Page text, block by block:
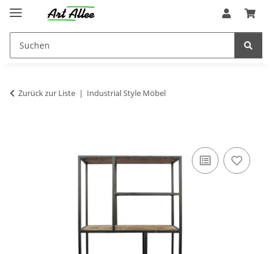
Zurück zur Liste Industrial Style Möbel